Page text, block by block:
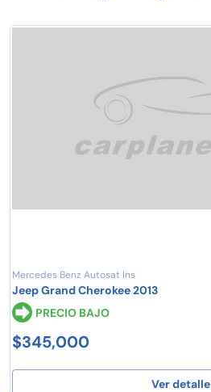
Mercedes Benz Autosat Ins
Jeep Grand Cherokee 2013
PRECIO BAJO
$345,000
Ver detalle